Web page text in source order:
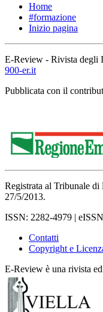
Home
#formazione
Inizio pagina
E-Review - Rivista degli
900-er.it
Pubblicata con il
Registrata al Tribunale
27/5/2013.
ISSN: 2282-4979 |
Contatti
Copyright e
E-Review è una rivista